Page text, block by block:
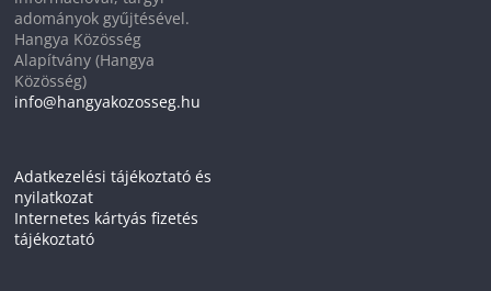
adományok gyűjtésével.
Hangya Közösség
Alapítvány (Hangya
Közösség)
info@hangyakozosseg.hu
Adatkezelési tájékoztató és
nyilatkozat
Internetes kártyás fizetés
tájékoztató